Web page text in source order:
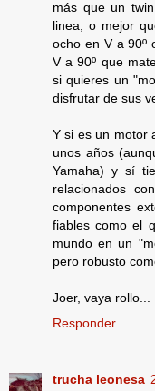
más que un
linea, o mejor
ocho en V a 90º
V a 90º que
si quieres un
disfrutar de sus
Y si es un motor
unos años
Yamaha) y sí
relacionados
componentes
fiables como el
mundo en un
pero robusto
Joer, vaya rollo...
Responder
trucha leonesa